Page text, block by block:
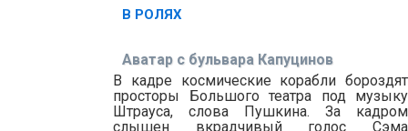
В РОЛЯХ
Аватар с бульвара Капуцинов
В кадре космические корабли бороздят
просторы Большого театра под музыку
Штрауса, слова Пушкина. За кадром
слышен вкрадчивый голос Сэма